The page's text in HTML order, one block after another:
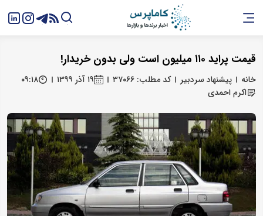
قیمت پراید ۱۱۰ میلیون است ولی بدون خریدار!
خانه پیشنهاد سردبیر کد مطلب: ۳۷۰۶۶ ۱۹ آذر ۱۳۹۹
۰۹:۱۸
اکرم احمدی